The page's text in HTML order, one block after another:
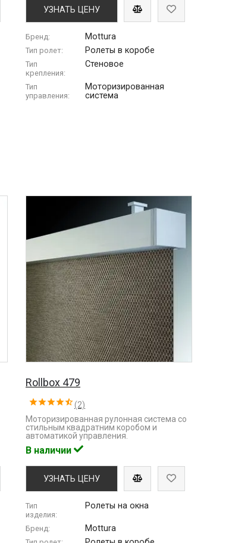
УЗНАТЬ ЦЕНУ
Бренд: Mottura
Тип ролет: Ролеты в коробе
Тип
крепления:
Стеновое
Тип
управления:
Моторизированная
система
Rollbox 479
(2)
Моторизированная рулонная система со
стильным квадратним коробом и
автоматикой управления.
В наличии
УЗНАТЬ ЦЕНУ
Тип
изделия:
Ролеты на окна
Бренд: Mottura